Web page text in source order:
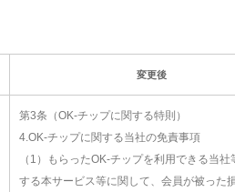
変更後
第3条（OK-チップに関する特則）
4.OK-チップに関する当社の免責事項
（1）もらったOK-チップを利用できる当社
する本サービス等に関して、会員が被った